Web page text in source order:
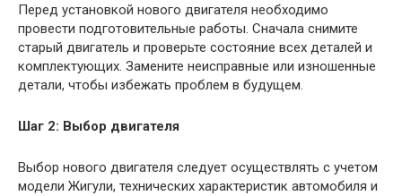
Перед установкой нового двигателя необходимо
провести подготовительные работы. Сначала снимите
старый двигатель и проверьте состояние всех деталей и
комплектующих. Замените неисправные или изношенные
детали, чтобы избежать проблем в будущем.
Шаг 2: Выбор двигателя
Выбор нового двигателя следует осуществлять с учетом
модели Жигули, технических характеристик автомобиля и